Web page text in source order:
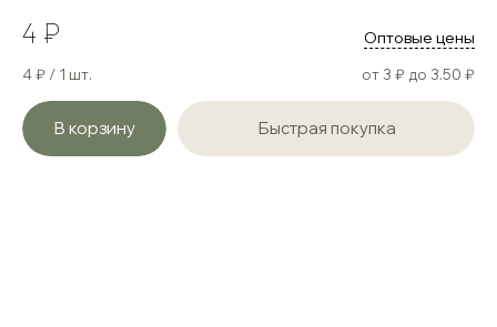
4 ₽ Оптовые цены
4 ₽ / 1 шт. от 3 ₽ до 3.50 ₽
В корзину Быстрая покупка